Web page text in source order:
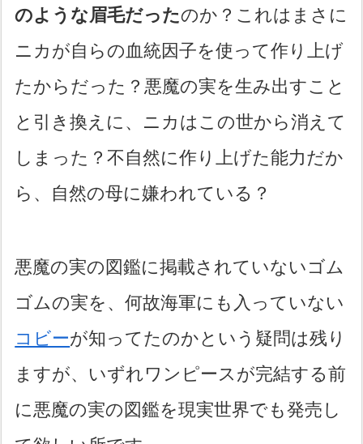
のような眉毛だったのか？これはまさに
ニカが自らの血統因子を使って作り上げ
たからだった？悪魔の実を生み出すこと
と引き換えに、ニカはこの世から消えて
しまった？不自然に作り上げた能力だか
ら、自然の母に嫌われている？
悪魔の実の図鑑に掲載されていないゴム
ゴムの実を、何故海軍にも入っていない
コビーが知ってたのかという疑問は残り
ますが、いずれワンピースが完結する前
に悪魔の実の図鑑を現実世界でも発売し